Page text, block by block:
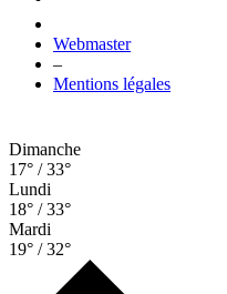
Webmaster
–
Mentions légales
Dimanche
17° / 33°
Lundi
18° / 33°
Mardi
19° / 32°